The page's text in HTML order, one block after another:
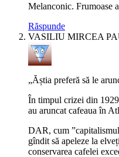
Melanconic. Frumoase
Răspunde
VASILIU MIRCEA
„Ăștia preferă să le
În timpul crizei din
au aruncat cafeaua în
DAR, cum
gîndit să apeleze la
conservarea cafelei